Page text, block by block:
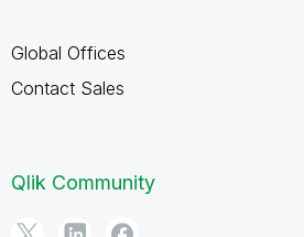
Global Offices
Contact Sales
Qlik Community